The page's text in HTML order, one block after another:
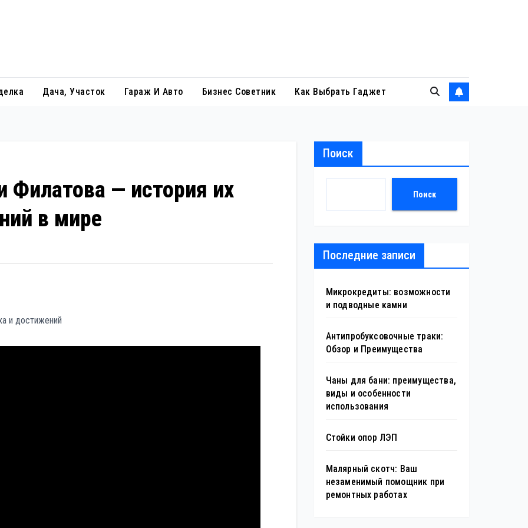
Дача, Участок Гараж И Авто Бизнес Советник Как Выбрать Гаджет
Филатова — история их
в мире
Поиск
Поиск
Последние записи
Микрокредиты: возможности
и подводные камни
Антипробуксовочные траки:
Обзор и Преимущества
Чаны для бани: преимущества,
виды и особенности
использования
Стойки опор ЛЭП
Малярный скотч: Ваш
незаменимый помощник при
ремонтных работах